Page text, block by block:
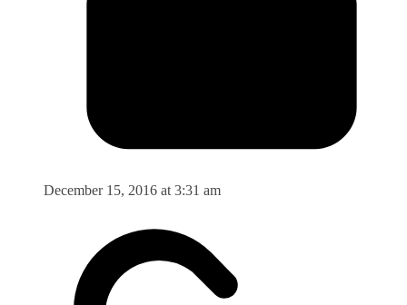
December 15, 2016 at 3:31 am